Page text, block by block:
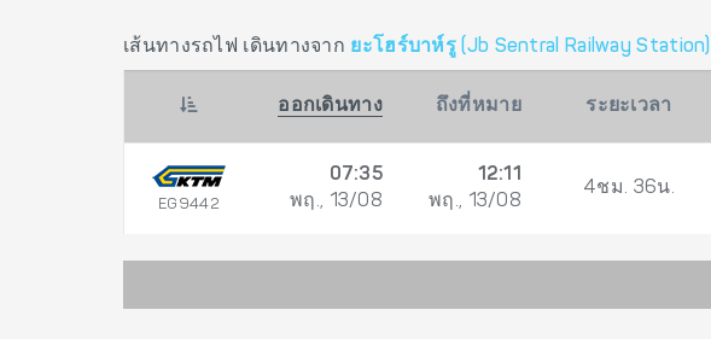
เส้นทางรถไฟ เดินทางจาก ยะโฮร์บาห์รู (Jb Sentral Railway Station)
ออกเดินทาง ถึงที่หมาย ระยะเวลา
EG9442
07:35
พฤ., 13/08
12:11
พฤ., 13/08
4ชม. 36น.